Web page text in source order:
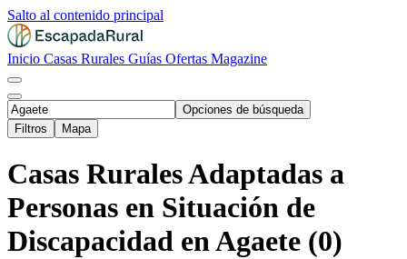
Salto al contenido principal
Inicio Casas Rurales Guías Ofertas Magazine
Opciones de búsqueda
Filtros
Mapa
Casas Rurales Adaptadas a
Personas en Situación de
Discapacidad en Agaete (0)